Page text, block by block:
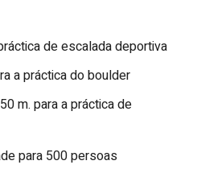
de escalada deportiva
a práctica do boulder
m. para a práctica de
para 500 persoas